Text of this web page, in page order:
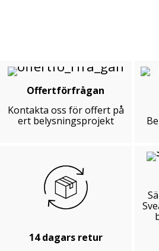
Offertförfrågan
Kontakta oss för offert på
ert belysningsprojekt
14 dagars retur